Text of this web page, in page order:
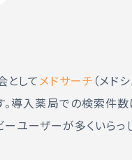
として メドサーチ （メド
。導入薬局での検索件
ーユーザーが多くいらっ